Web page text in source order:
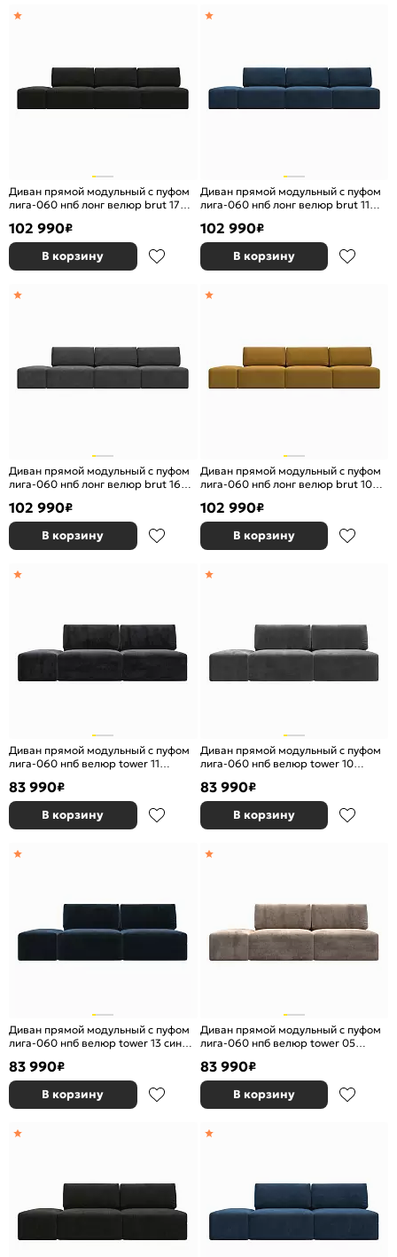
Диван прямой модульный с пуфом
лига-060 нпб лонг велюр brut 17
102 990₽
В корзину
Диван прямой модульный с пуфом
лига-060 нпб лонг велюр brut 11
102 990₽
В корзину
Диван прямой модульный с пуфом
лига-060 нпб лонг велюр brut 16
102 990₽
В корзину
Диван прямой модульный с пуфом
лига-060 нпб лонг велюр brut 10
102 990₽
В корзину
Диван прямой модульный с пуфом
лига-060 нпб велюр tower 11
83 990₽
В корзину
Диван прямой модульный с пуфом
лига-060 нпб велюр tower 10
83 990₽
В корзину
Диван прямой модульный с пуфом
лига-060 нпб велюр tower 13 синий
83 990₽
В корзину
Диван прямой модульный с пуфом
лига-060 нпб велюр tower 05
83 990₽
В корзину